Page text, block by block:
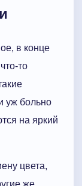
в конце
то
уж больно
на яркий
цвета,
же